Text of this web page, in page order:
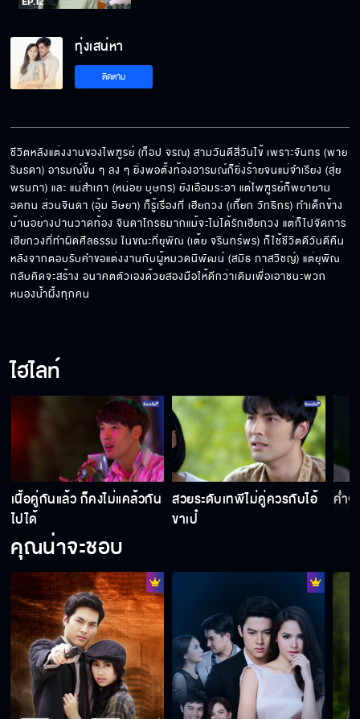
ทุ่งเสน่หา
ติดตาม
ชีวิตหลังแต่งงานของไพฑูรย์ (ท็อป จรณ) สามวันดีสี่วันไข้ เพราะจันทร (พาย
รินรดา) อารมณ์ขึ้น ๆ ลง ๆ ยิ่งพอตั้งท้องอารมณ์ก็ยิ่งร้ายจนแม่จำเรียง (สุ่ย
พรนภา) และ แม่สำเภา (หน่อย บุษกร) ยังเอือมระอา แต่ไพฑูรย์ก็พยายาม
อดทน ส่วนจินดา (อุ้ม อิษยา) ก็รู้เรื่องที่ เฮียกวง (เกี๊ยก วัทธิกร) ทำเด็กข้าง
บ้านอย่างปานวาดท้อง จินดาโกรธมากแม้จะไม่ได้รักเฮียกวง แต่ก็ไปจัดการ
เฮียกวงที่ทำผิดศีลธรรม ในขณะที่ยุพิณ (เต้ย จรินทร์พร) ก็ใช้ชีวิตดีวันดีคืน
หลังจากตอบรับคำขอแต่งงานกับผู้หมวดนิพัฒน์ (สมิธ ภาสวิชญ์) แต่ยุพิณ
กลับคิดจะสร้าง อนาคตตัวเองด้วยสองมือให้ดีกว่าเดิมเพื่อเอาชนะพวก
หนองน้ำผึ้งทุกคน
ไฮไลท์
เนื้อคู่กันแล้ว ก็คงไม่แคล้วกัน
ไปได้
สวยระดับเทพีไม่คู่ควรกับไอ้
ขาเป๋
ค่ำๆ
คุณน่าจะชอบ